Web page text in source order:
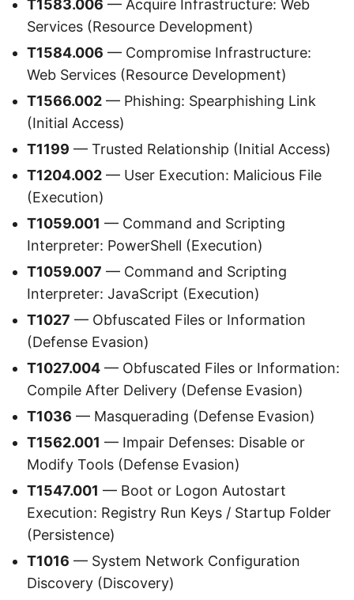
T1583.006 — Acquire Infrastructure: Web
Services (Resource Development)
T1584.006 — Compromise Infrastructure:
Web Services (Resource Development)
T1566.002 — Phishing: Spearphishing Link
(Initial Access)
T1199 — Trusted Relationship (Initial Access)
T1204.002 — User Execution: Malicious File
(Execution)
T1059.001 — Command and Scripting
Interpreter: PowerShell (Execution)
T1059.007 — Command and Scripting
Interpreter: JavaScript (Execution)
T1027 — Obfuscated Files or Information
(Defense Evasion)
T1027.004 — Obfuscated Files or Information:
Compile After Delivery (Defense Evasion)
T1036 — Masquerading (Defense Evasion)
T1562.001 — Impair Defenses: Disable or
Modify Tools (Defense Evasion)
T1547.001 — Boot or Logon Autostart
Execution: Registry Run Keys / Startup Folder
(Persistence)
T1016 — System Network Configuration
Discovery (Discovery)